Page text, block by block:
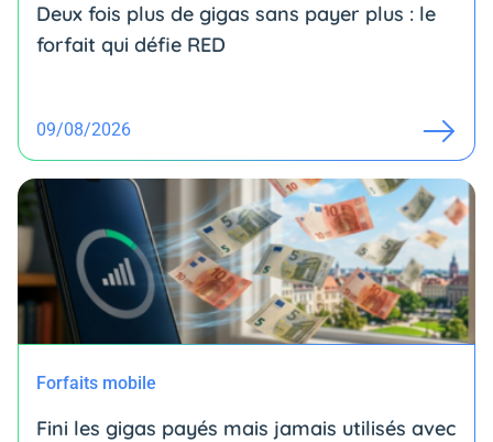
Deux fois plus de gigas sans payer plus : le
forfait qui défie RED
09/08/2026
Forfaits mobile
Fini les gigas payés mais jamais utilisés avec